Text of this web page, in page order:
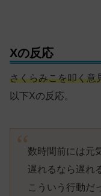
Xの反応
さくらみこを叩く意
以下Xの反応。
数時間前には元
遅れるなら遅れ
こういう行動だ